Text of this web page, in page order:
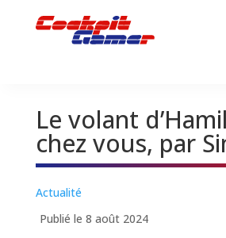
Le volant
chez vous, par
Actualité
Publié le 8 août 2024